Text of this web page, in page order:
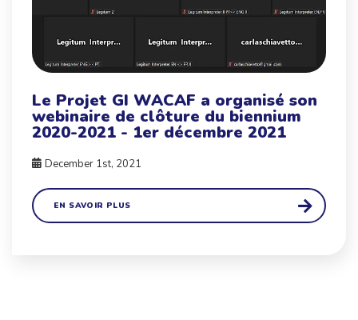
Le Projet GI WACAF a organisé son
webinaire de clôture du biennium
2020-2021 - 1er décembre 2021
December 1st, 2021
EN SAVOIR PLUS